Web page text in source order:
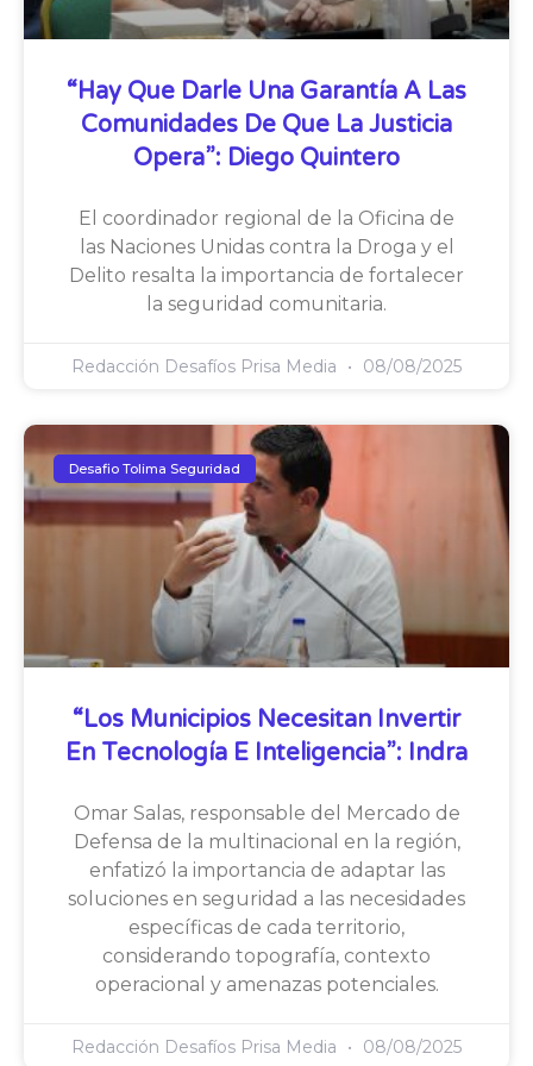
“Hay Que Darle Una Garantía A Las
Comunidades De Que La Justicia
Opera”: Diego Quintero
El coordinador regional de la Oficina de
las Naciones Unidas contra la Droga y el
Delito resalta la importancia de fortalecer
la seguridad comunitaria.
Redacción Desafíos Prisa Media 08/08/2025
Desafio Tolima Seguridad
“Los Municipios Necesitan Invertir
En Tecnología E Inteligencia”: Indra
Omar Salas, responsable del Mercado de
Defensa de la multinacional en la región,
enfatizó la importancia de adaptar las
soluciones en seguridad a las necesidades
específicas de cada territorio,
considerando topografía, contexto
operacional y amenazas potenciales.
Redacción Desafíos Prisa Media 08/08/2025